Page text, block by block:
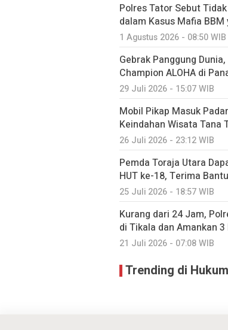
Polres Tator Sebut
dalam Kasus Mafia
1 Agustus 2026 - 08:50 WIB
Gebrak Panggung
Champion ALOHA di
29 Juli 2026 - 15:07 WIB
Mobil Pikap Masuk
Keindahan Wisata Tana
26 Juli 2026 - 23:12 WIB
Pemda Toraja Utara
HUT ke-18, Terima
25 Juli 2026 - 18:57 WIB
Kurang dari 24 Jam,
di Tikala dan Amankan 3
21 Juli 2026 - 07:08 WIB
Trending di Hukum